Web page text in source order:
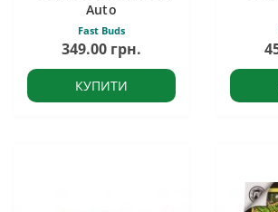
Auto
Fast Buds
349.00 грн.
КУПИТИ